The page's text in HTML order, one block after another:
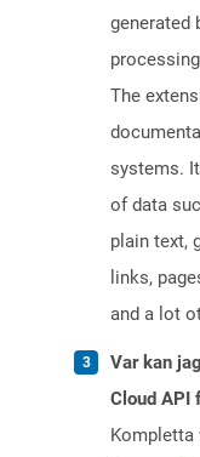
generated
The
systems.
of data
plain text,
links,
and a lot
Var kan
Cloud API
Kompletta